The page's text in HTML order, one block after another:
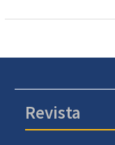
Revista